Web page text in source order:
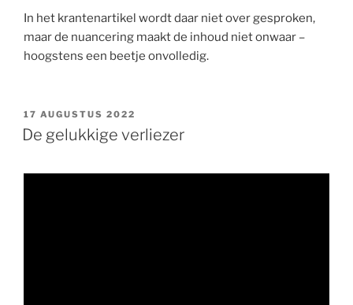
In het krantenartikel wordt daar niet over gesproken,
maar de nuancering maakt de inhoud niet onwaar –
hoogstens een beetje onvolledig.
GEPLAATST
OP
17 AUGUSTUS 2022
De gelukkige verliezer